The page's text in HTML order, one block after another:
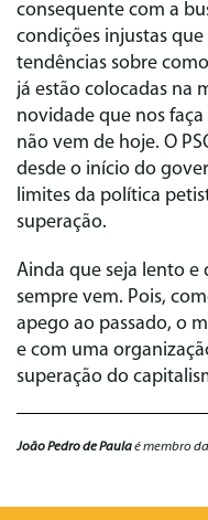
consequente com a
condições injustas
tendências sobre
já estão colocadas na
novidade que nos
não vem de hoje. O
desde o início do
limites da política
superação.
Ainda que seja lento
sempre vem. Pois,
apego ao passado, o
e com uma
superação do
João Pedro de Paulaé membro